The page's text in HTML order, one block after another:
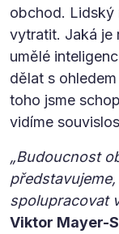
obchod. Lidský
vytratit. Jaká je
umělé
dělat s
toho jsme
vidíme
„Budoucnost
spolupracovat
Viktor Mayer-